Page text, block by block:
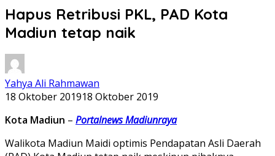
Hapus Retribusi PKL, PAD Kota
Madiun tetap naik
Yahya Ali Rahmawan
18 Oktober 201918 Oktober 2019
Kota Madiun – Portalnews Madiunraya
Walikota Madiun Maidi optimis Pendapatan Asli Daerah